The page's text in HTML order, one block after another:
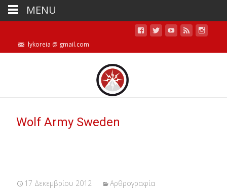
lykoreia @ gmail.com
Wolf Army Sweden
17 Δεκεμβρίου 2012 Αρθρογραφία
MENU